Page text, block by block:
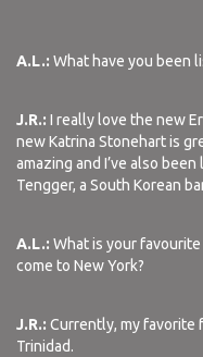
A.L.: What have you been
J.R.: I really love the new
new Katrina Stonehart is
amazing and I’ve also
Tengger, a South Korean
A.L.: What is your
come to New York?
J.R.: Currently, my favorite
Trinidad.